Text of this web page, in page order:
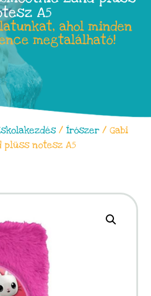
A5
ahol minden
megtalálható!
/Írószer / Gabi
plüss notesz A5